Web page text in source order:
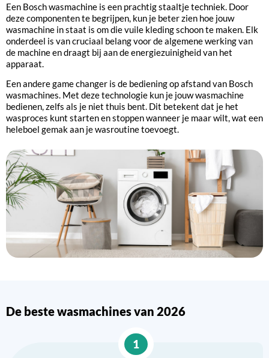
Een Bosch wasmachine is een prachtig staaltje techniek. Door
deze componenten te begrijpen, kun je beter zien hoe jouw
wasmachine in staat is om die vuile kleding schoon te maken. Elk
onderdeel is van cruciaal belang voor de algemene werking van
de machine en draagt bij aan de energiezuinigheid van het
apparaat.
Een andere game changer is de bediening op afstand van Bosch
wasmachines. Met deze technologie kun je jouw wasmachine
bedienen, zelfs als je niet thuis bent. Dit betekent dat je het
wasproces kunt starten en stoppen wanneer je maar wilt, wat een
heleboel gemak aan je wasroutine toevoegt.
De beste wasmachines van 2026
1